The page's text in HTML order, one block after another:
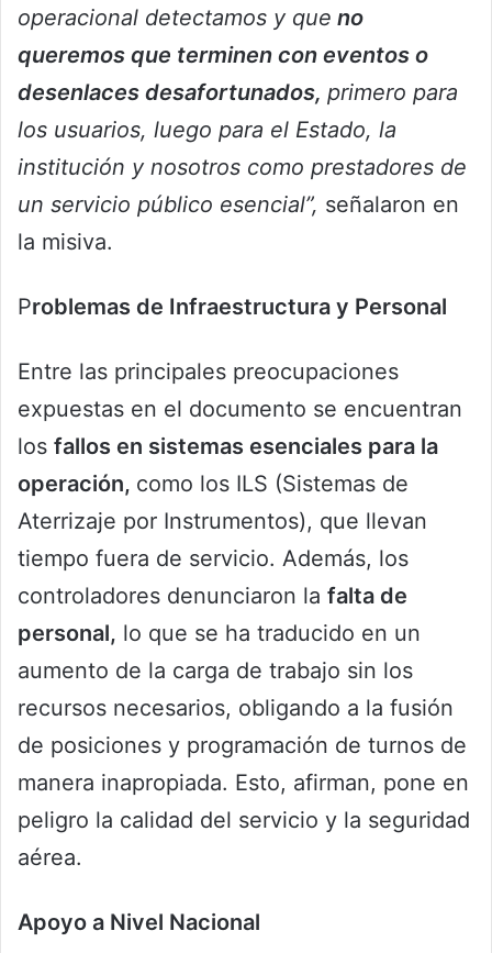
operacional detectamos y que no
queremos que terminen con eventos o
desenlaces desafortunados, primero para
los usuarios, luego para el Estado, la
institución y nosotros como prestadores de
un servicio público esencial”, señalaron en
la misiva.
Problemas de Infraestructura y Personal
Entre las principales preocupaciones
expuestas en el documento se encuentran
los fallos en sistemas esenciales para la
operación, como los ILS (Sistemas de
Aterrizaje por Instrumentos), que llevan
tiempo fuera de servicio. Además, los
controladores denunciaron la falta de
personal, lo que se ha traducido en un
aumento de la carga de trabajo sin los
recursos necesarios, obligando a la fusión
de posiciones y programación de turnos de
manera inapropiada. Esto, afirman, pone en
peligro la calidad del servicio y la seguridad
aérea.
Apoyo a Nivel Nacional